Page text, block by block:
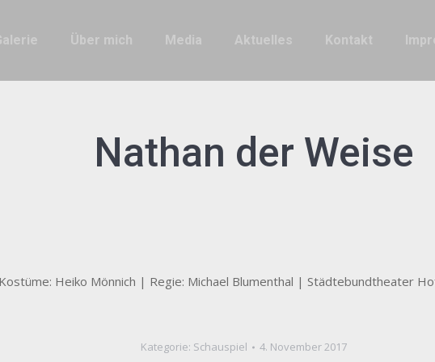
Über mich Media Aktuelles Kontakt
Nathan der Weise
Heiko Mönnich | Regie: Michael Blumenthal | Städtebundtheater
Kategorie: Schauspiel 4. November 2017